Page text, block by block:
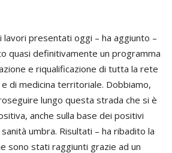
lavori presentati oggi – ha aggiunto –
quasi definitivamente un programma
e riqualificazione di tutta la rete
di medicina territoriale. Dobbiamo,
lungo questa strada che si è
anche sulla base dei positivi
umbra. Risultati – ha ribadito la
sono stati raggiunti grazie ad un